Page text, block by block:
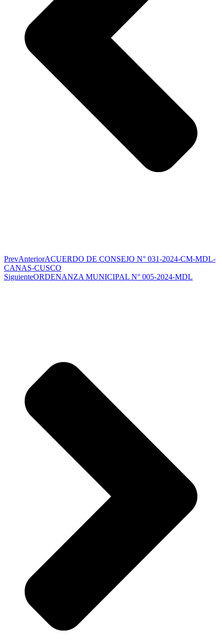
PrevAnteriorACUERDO DE CONSEJO N° 031-2024-CM-MDL-
CANAS-CUSCO
SiguienteORDENANZA MUNICIPAL N° 005-2024-MDL